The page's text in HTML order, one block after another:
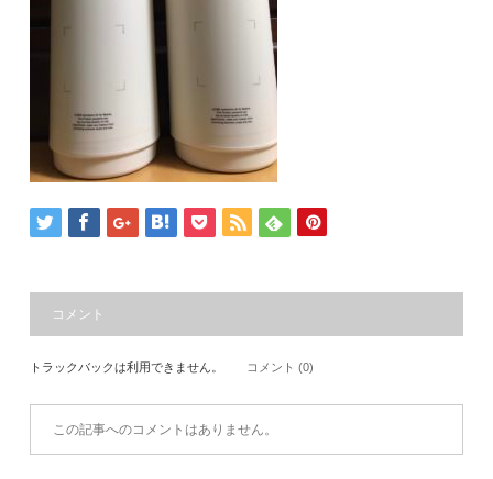
コメント
トラックバックは利用できません。 コメント (0)
この記事へのコメントはありません。